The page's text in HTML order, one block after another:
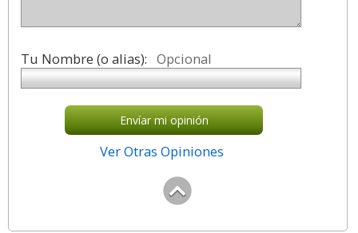
Tu Nombre (o alias): Opcional
Envíar mi opinión
Ver Otras Opiniones